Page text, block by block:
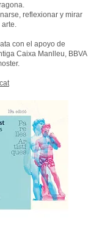
reflexionar y mirar
arte.
con el apoyo de
Caixa Manlleu, BBVA